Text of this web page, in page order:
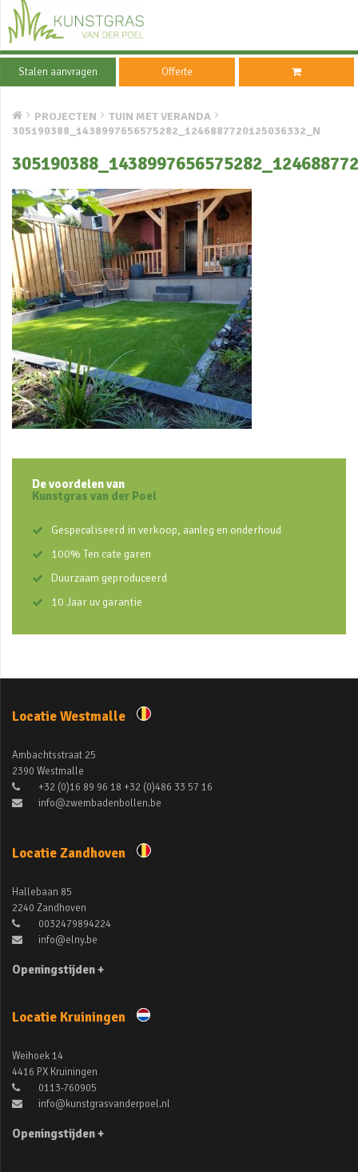
Stalen aanvragen Offerte
PROJECTEN
TUIN MET VERANDA
305190388_1438997656575282_1246887720125036332_N
De voordelen van
Kunstgras van der Poel
Gespecaliseerd in verkoop, aanleg en onderhoud
100% Ten cate garen
Duurzaam geproduceerd
10 Jaar uv garantie
Locatie Westmalle
Ambachtsstraat 25
2390 Westmalle
+32 (0)16 89 96 18 +32 (0)486 33 57 16
info@zwembadenbollen.be
Locatie Zandhoven
Hallebaan 85
2240 Zandhoven
0032479894224
info@elny.be
Openingstijden +
Locatie Kruiningen
Weihoek 14
4416 PX Kruiningen
0113-760905
info@kunstgrasvanderpoel.nl
Openingstijden +